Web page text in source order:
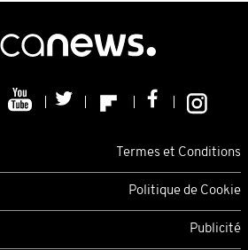
Termes et Conditions
Politique de Cookie
Publicité